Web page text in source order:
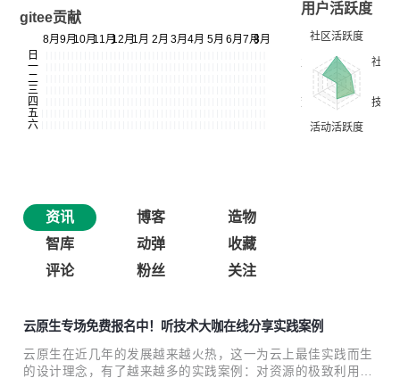
gitee贡献
用户活跃度
资讯 博客
造物
智库
动弹
收藏
评论
粉丝 关注
云原生专场免费报名中！听技术大咖在线分享实践案例
云原生在近几年的发展越来越火热，这一为云上最佳实践而生
的设计理念，有了越来越多的实践案例：对资源的极致利用，